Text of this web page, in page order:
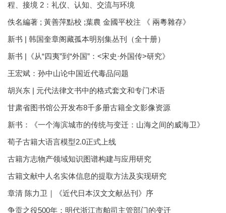
程、接境 2：礼仪、认知、交流与环境
佚名編著 ; 黃善萍點校 ;葉農 金國平校注 《 兩粵雜存》
新书 | 韩国奎章阁藏孤本明别集丛刊（全十册）
新书 |《从“四夷”到“外国”：<宋史·外国传>研究》
王宏斌：孙中山论中国近代毒品问题
胡兴东 | 元代法律文书中的格式套文和专门术语
甘肃省图书馆公开发布8千多册古籍全文影像资源
新书：《一个海滨城市的传统与变迁：山海之间的威海卫》
荀子古籍大语言模型2.0正式上线
古籍方志物产领域知识图谱构建与应用研究
古籍文献中人名实体信息的提取方法及实现研究
章清 陈力卫｜《近代日本汉文文献丛刊》序
争贡之役500年：明代浙江市舶司主管部门的变迁